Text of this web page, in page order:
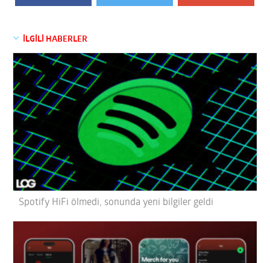
İLGİLİ HABERLER
Spotify HiFi ölmedi, sonunda yeni bilgiler geldi